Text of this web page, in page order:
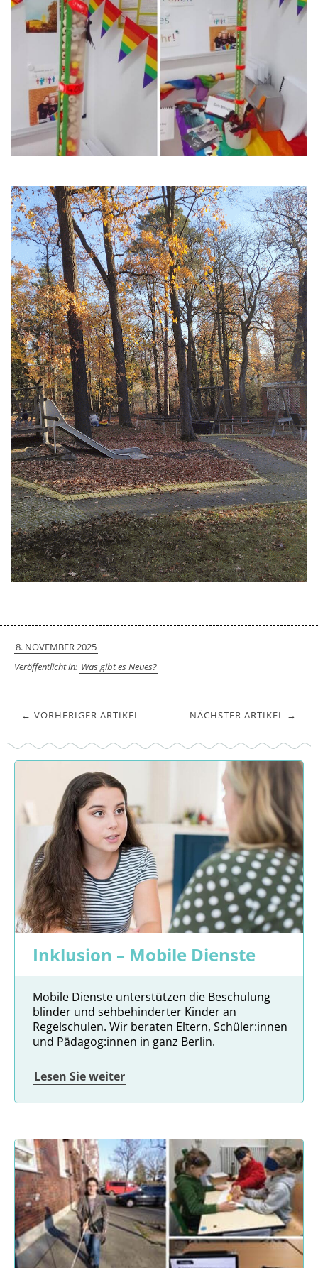
8. NOVEMBER 2025
Veröffentlicht in: Was gibt es Neues?
NÄCHSTER ARTIKEL →
← VORHERIGER ARTIKEL
Inklusion – Mobile Dienste
Mobile Dienste unterstützen die Beschulung
blinder und sehbehinderter Kinder an
Regelschulen. Wir beraten Eltern, Schüler:innen
und Pädagog:innen in ganz Berlin.
Lesen Sie weiter